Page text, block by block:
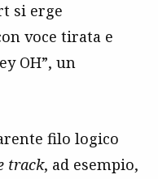
si erge
voce tirata e
OH”, un
filo logico
track, ad esempio,